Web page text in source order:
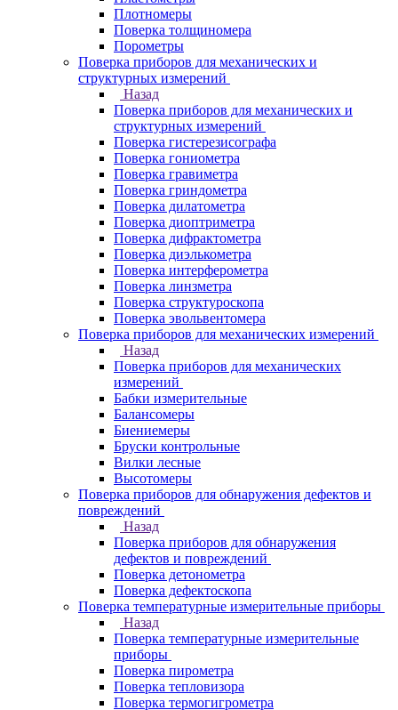
Плотномеры
Поверка толщиномера
Порометры
Поверка приборов для механических и
структурных измерений
Назад
Поверка приборов для механических и
структурных измерений
Поверка гистерезисографа
Поверка гониометра
Поверка гравиметра
Поверка гриндометра
Поверка дилатометра
Поверка диоптриметра
Поверка дифрактометра
Поверка диэлькометра
Поверка интерферометра
Поверка линзметра
Поверка структуроскопа
Поверка эвольвентомера
Поверка приборов для механических измерений
Назад
Поверка приборов для механических
измерений
Бабки измерительные
Балансомеры
Биениемеры
Бруски контрольные
Вилки лесные
Высотомеры
Поверка приборов для обнаружения дефектов и
повреждений
Назад
Поверка приборов для обнаружения
дефектов и повреждений
Поверка детонометра
Поверка дефектоскопа
Поверка температурные измерительные приборы
Назад
Поверка температурные измерительные
приборы
Поверка пирометра
Поверка тепловизора
Поверка термогигрометра